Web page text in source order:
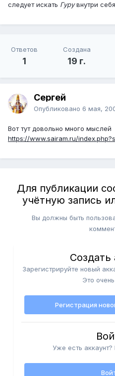
следует искать Гурувнутри
Ответов
1
Создана
19 г.
Сергей
Опубликовано 6 мая,
Вот тут довольно много мыслей
https://www.sairam.ru/
Для публикации
учётную запись
Вы должны быть
Создать
Зарегистрируйте новый
Это
Регистрация
Уже есть